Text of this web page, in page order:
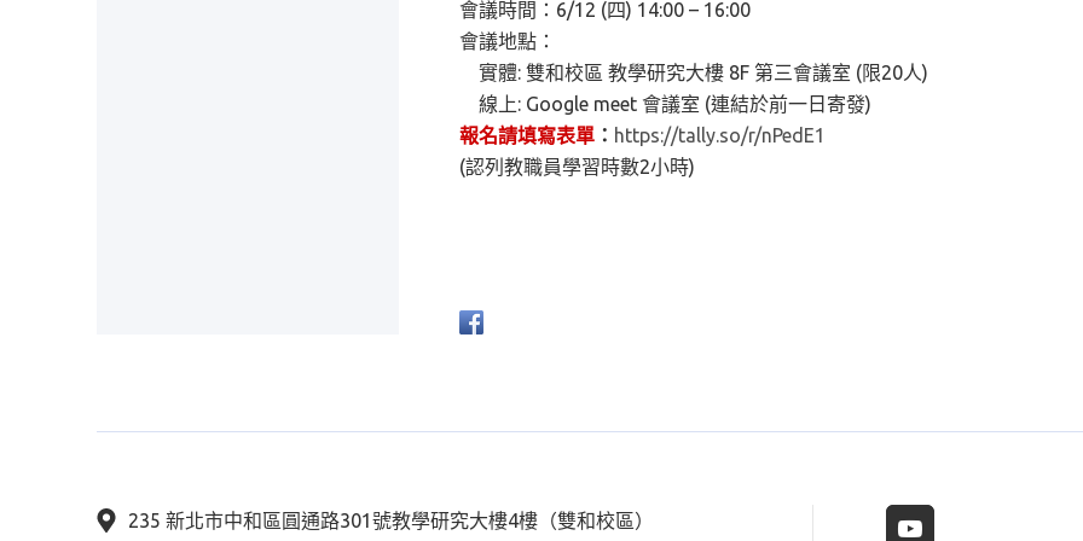
會議時間：6/12 (四) 14:00 – 16:00
會議地點：
實體: 雙和校區 教學研究大樓 8F 第三會議室 (限20人)
線上: Google meet 會議室 (連結於前一日寄發)
報名請填寫表單 ： https://tally.so/r/nPedE1
(認列教職員學習時數2小時)
235 新北市中和區圓通路301號教學研究大樓4樓（雙和校區）